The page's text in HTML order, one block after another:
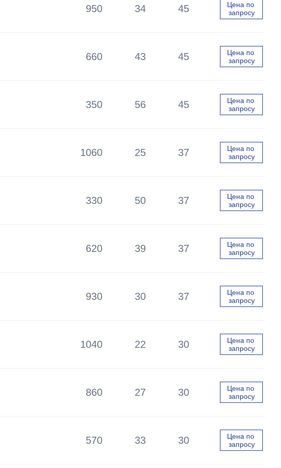
950 34 45
Цена по
запросу
660 43 45
Цена по
запросу
350 56 45
Цена по
запросу
1060 25 37
Цена по
запросу
330 50 37
Цена по
запросу
620 39 37
Цена по
запросу
930 30 37
Цена по
запросу
1040 22 30
Цена по
запросу
860 27 30
Цена по
запросу
570 33 30
Цена по
запросу